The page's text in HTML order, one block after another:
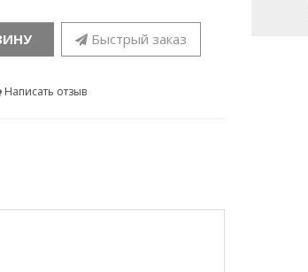
Быстрый заказ
Написать отзыв